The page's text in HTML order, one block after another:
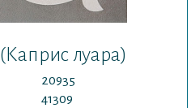
(Каприс луара)
20935
41309